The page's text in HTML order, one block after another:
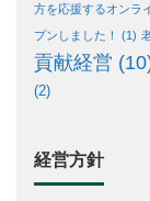
方を応援するオンラ
プンしました！
(1)
貢献経営
(2)
経営方針